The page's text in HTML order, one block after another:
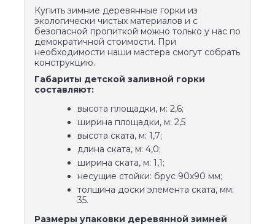
Купить зимние деревянные горки из
экологически чистых материалов и с
безопасной пропиткой можно только у нас по
демократичной стоимости. При
необходимости наши мастера смогут собрать
конструкцию.
Габариты детской заливной горки
составляют:
высота площадки, м: 2,6;
ширина площадки, м: 2,5
высота ската, м: 1,7;
длина ската, м: 4,0;
ширина ската, м: 1,1;
несущие стойки: брус 90х90 мм;
толщина доски элемента ската, мм:
35.
Размеры упаковки деревянной зимней